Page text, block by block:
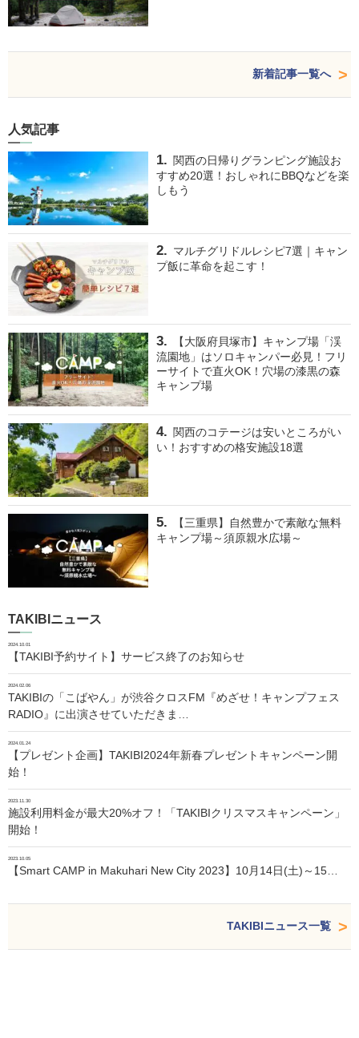
新着記事一覧へ
人気記事
関西の日帰りグランピング施設お
すすめ20選！おしゃれにBBQなどを楽
しもう
マルチグリドルレシピ7選｜キャン
プ飯に革命を起こす！
【大阪府貝塚市】キャンプ場「渓
流園地」はソロキャンパー必見！フリ
ーサイトで直火OK！穴場の漆黒の森
キャンプ場
関西のコテージは安いところがい
い！おすすめの格安施設18選
【三重県】自然豊かで素敵な無料
キャンプ場～須原親水広場～
TAKIBIニュース
2024.10.01
【TAKIBI予約サイト】サービス終了のお知らせ
2024.02.06
TAKIBIの「こばやん」が渋谷クロスFM『めざせ！キャンプフェス
RADIO』に出演させていただきま…
2024.01.24
【プレゼント企画】TAKIBI2024年新春プレゼントキャンペーン開
始！
2023.11.30
施設利用料金が最大20%オフ！「TAKIBIクリスマスキャンペーン」
開始！
2023.10.05
【Smart CAMP in Makuhari New City 2023】10月14日(土)～15…
TAKIBIニュース一覧